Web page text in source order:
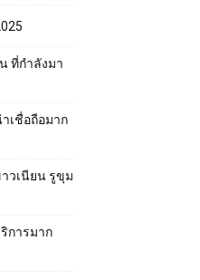
ที่กำลังมา
เชื่อถือมาก
วเนียน รูขุม
การมาก